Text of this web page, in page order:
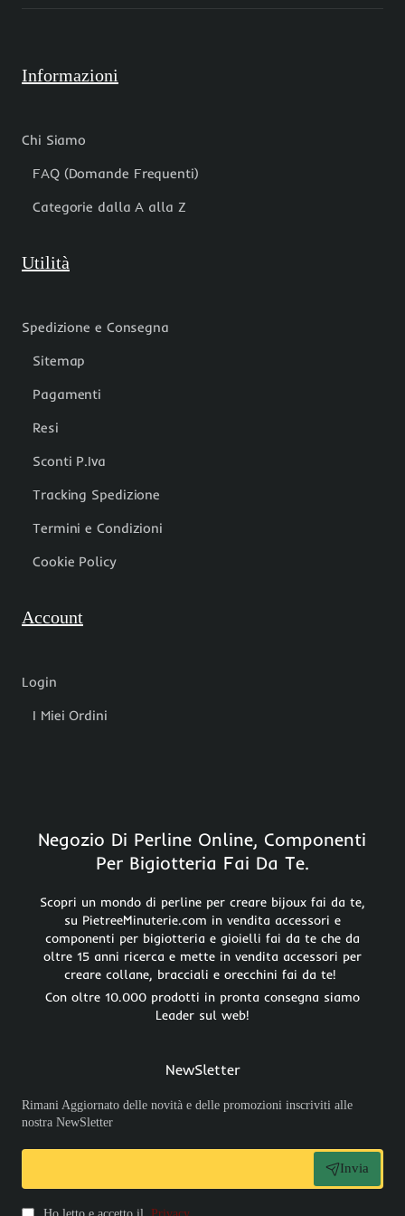
Informazioni
Chi Siamo
FAQ (Domande Frequenti)
Categorie dalla A alla Z
Utilità
Spedizione e Consegna
Sitemap
Pagamenti
Resi
Sconti P.Iva
Tracking Spedizione
Termini e Condizioni
Cookie Policy
Account
Login
I Miei Ordini
Negozio Di Perline Online, Componenti
Per Bigiotteria Fai Da Te.
Scopri un mondo di perline per creare bijoux fai da te,
su PietreeMinuterie.com in vendita accessori e
componenti per bigiotteria e gioielli fai da te che da
oltre 15 anni ricerca e mette in vendita accessori per
creare collane, bracciali e orecchini fai da te!
Con oltre 10.000 prodotti in pronta consegna siamo
Leader sul web!
NewSletter
Rimani Aggiornato delle novità e delle promozioni inscriviti alle
nostra NewSletter
Invia